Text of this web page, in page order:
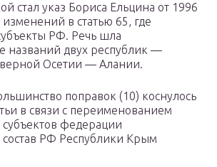
стал указ Бориса Ельцина от 1996
в статью 65, где
РФ. Речь шла
названий двух республик —
Осетии — Алании.
поправок (10) коснулось
в связи с переименованием
федерации
РФ Республики Крым